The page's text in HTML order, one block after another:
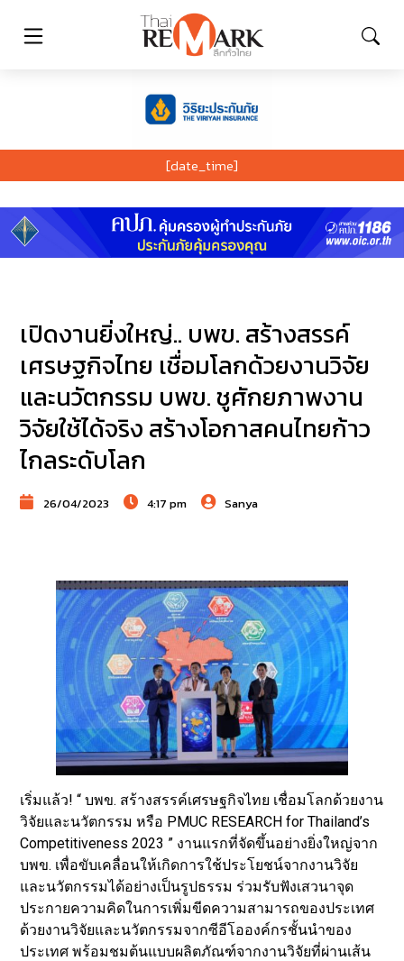
[date_time]
เปิดงานยิ่งใหญ่.. บพข. สร้างสรรค์
เศรษฐกิจไทย เชื่อมโลกด้วยงานวิจัย
และนวัตกรรม บพข. ชูศักยภาพงาน
วิจัยใช้ได้จริง สร้างโอกาสคนไทยก้าว
ไกลระดับโลก
26/04/2023 4:17 pm Sanya
เริ่มแล้ว! “ บพข. สร้างสรรค์เศรษฐกิจไทย เชื่อมโลกด้วยงาน
วิจัยและนวัตกรรม หรือ PMUC RESEARCH for Thailand’s
Competitiveness 2023 ” งานแรกที่จัดขึ้นอย่างยิ่งใหญ่จาก
บพข. เพื่อขับเคลื่อนให้เกิดการใช้ประโยชน์จากงานวิจัย
และนวัตกรรมได้อย่างเป็นรูปธรรม ร่วมรับฟังเสวนาจุด
ประกายความคิดในการเพิ่มขีดความสามารถของประเทศ
ด้วยงานวิจัยและนวัตกรรมจากซีอีโอองค์กรชั้นนำของ
ประเทศ พร้อมชมต้นแบบผลิตภัณฑ์จากงานวิจัยที่ผ่านเส้น